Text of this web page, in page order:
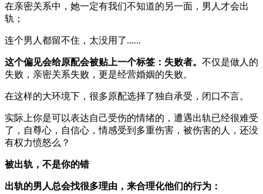
在亲密关系中，她一定有我们不知道的另一面，男人才会出
轨；
连个男人都留不住，太没用了......
这个偏见会给原配会被贴上一个标签：失败者。 不仅是做人的
失败，亲密关系失败，更是经营婚姻的失败。
在这样的大环境下，很多原配选择了独自承受，闭口不言。
实际上你是可以表达自己受伤的情绪的，遭遇出轨已经很难受
了，自尊心，自信心，情感受到多重伤害，被伤害的人，还没
有权力愤怒么？
被出轨，不是你的错
出轨的男人总会找很多理由，来合理化他们的行为：